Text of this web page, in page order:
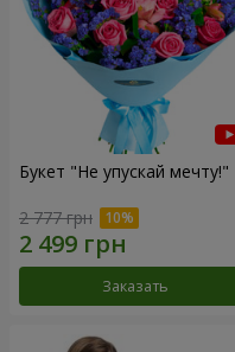
Букет "Не упускай мечту!"
2 777 грн
Заказать